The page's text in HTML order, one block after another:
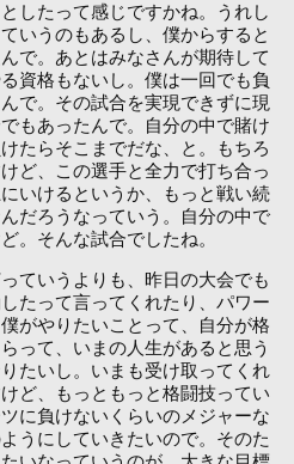
したって感じですかね。うれし
いうのもあるし、僕からすると
で。あとはみなさんが期待して
資格もないし。僕は一回でも負
で。その試合を実現できずに現
もあったんで。自分の中で賭け
たらそこまでだな、と。もちろ
ど、この選手と全力で打ち合っ
いけるというか、もっと戦い続
だろうなっていう。自分の中で
。そんな試合でしたね。
ていうよりも、昨日の大会でも
たって言ってくれたり、パワー
がやりたいことって、自分が格
って、いまの人生があると思う
たいし。いまも受け取ってくれ
ど、もっともっと格闘技ってい
に負けないくらいのメジャーな
うにしていきたいので。そのた